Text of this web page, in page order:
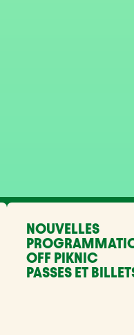
NOUVELLES
OFF PIKNIC
PASSES ET